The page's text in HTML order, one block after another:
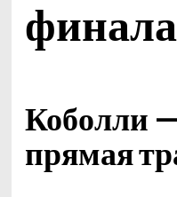
Коболли
прямая